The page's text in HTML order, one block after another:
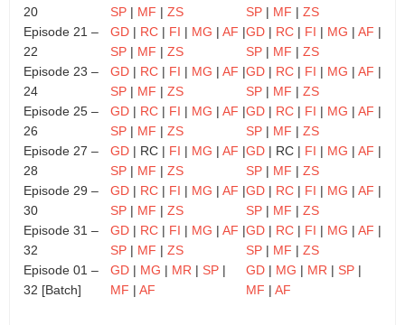
20
SP | MF | ZS
SP | MF | ZS
Episode 21 –
22
GD | RC | FI | MG | AF |
SP | MF | ZS
GD | RC | FI | MG | AF |
SP | MF | ZS
Episode 23 –
24
GD | RC | FI | MG | AF |
SP | MF | ZS
GD | RC | FI | MG | AF |
SP | MF | ZS
Episode 25 –
26
GD | RC | FI | MG | AF |
SP | MF | ZS
GD | RC | FI | MG | AF |
SP | MF | ZS
Episode 27 –
28
GD | RC | FI | MG | AF |
SP | MF | ZS
GD | RC | FI | MG | AF |
SP | MF | ZS
Episode 29 –
30
GD | RC | FI | MG | AF |
SP | MF | ZS
GD | RC | FI | MG | AF |
SP | MF | ZS
Episode 31 –
32
GD | RC | FI | MG | AF |
SP | MF | ZS
GD | RC | FI | MG | AF |
SP | MF | ZS
Episode 01 –
32 [Batch]
GD | MG | MR | SP |
MF | AF
GD | MG | MR | SP |
MF | AF